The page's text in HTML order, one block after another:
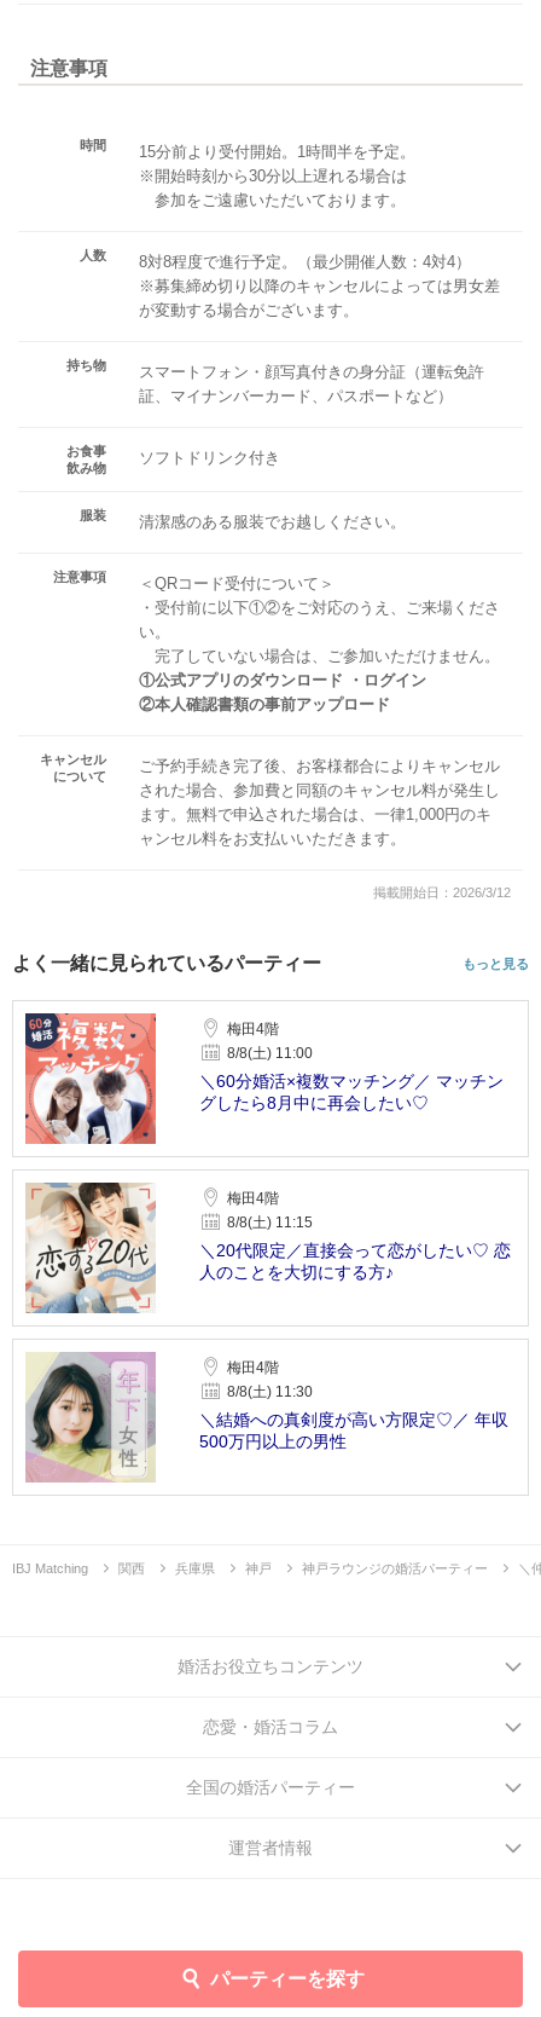
注意事項
時間
15分前より受付開始。1時間半を予定。
※開始時刻から30分以上遅れる場合は
参加をご遠慮いただいております。
人数
8対8程度で進行予定。（最少開催人数：4対4）
※募集締め切り以降のキャンセルによっては男女差
が変動する場合がございます。
持ち物
スマートフォン・顔写真付きの身分証（運転免許
証、マイナンバーカード、パスポートなど）
お食事
飲み物
ソフトドリンク付き
服装 清潔感のある服装でお越しください。
注意事項
＜QRコード受付について＞
・受付前に以下①②をご対応のうえ、ご来場くださ
い。
完了していない場合は、ご参加いただけません。
①公式アプリのダウンロード ・ログイン
②本人確認書類の事前アップロード
キャンセル
について
ご予約手続き完了後、お客様都合によりキャンセル
された場合、参加費と同額のキャンセル料が発生し
ます。無料で申込された場合は、一律1,000円のキ
ャンセル料をお支払いいただきます。
掲載開始日：2026/3/12
よく一緒に見られているパーティー もっと見る
梅田4階
8/8(土) 11:00
＼60分婚活×複数マッチング／ マッチン
グしたら8月中に再会したい♡
梅田4階
8/8(土) 11:15
＼20代限定／直接会って恋がしたい♡ 恋
人のことを大切にする方♪
梅田4階
8/8(土) 11:30
＼結婚への真剣度が高い方限定♡／ 年収
500万円以上の男性
IBJ Matching 関西 兵庫県 神戸 神戸ラウンジの婚活パーティー ＼
パーティーを探す
婚活お役立ちコンテンツ
恋愛・婚活コラム
全国の婚活パーティー
運営者情報